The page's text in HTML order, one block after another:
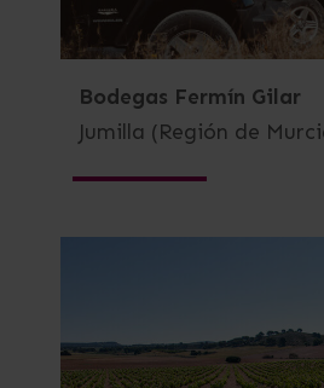
Bodegas Fermín Gilar
Jumilla (Región de